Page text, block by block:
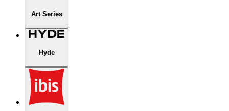
Art Series
Hyde